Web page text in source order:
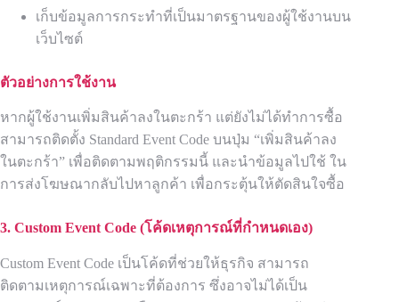
เก็บข้อมูลการกระทำที่เป็นมาตรฐานของผู้ใช้งานบน
เว็บไซต์
ตัวอย่างการใช้งาน
หากผู้ใช้งานเพิ่มสินค้าลงในตะกร้า แต่ยังไม่ได้ทำการซื้อ
สามารถติดตั้ง Standard Event Code บนปุ่ม “เพิ่มสินค้าลง
ในตะกร้า” เพื่อติดตามพฤติกรรมนี้ และนำข้อมูลไปใช้ ใน
การส่งโฆษณากลับไปหาลูกค้า เพื่อกระตุ้นให้ตัดสินใจซื้อ
3. Custom Event Code (โค้ดเหตุการณ์ที่กำหนดเอง)
Custom Event Code เป็นโค้ดที่ช่วยให้ธุรกิจ สามารถ
ติดตามเหตุการณ์เฉพาะที่ต้องการ ซึ่งอาจไม่ได้เป็น